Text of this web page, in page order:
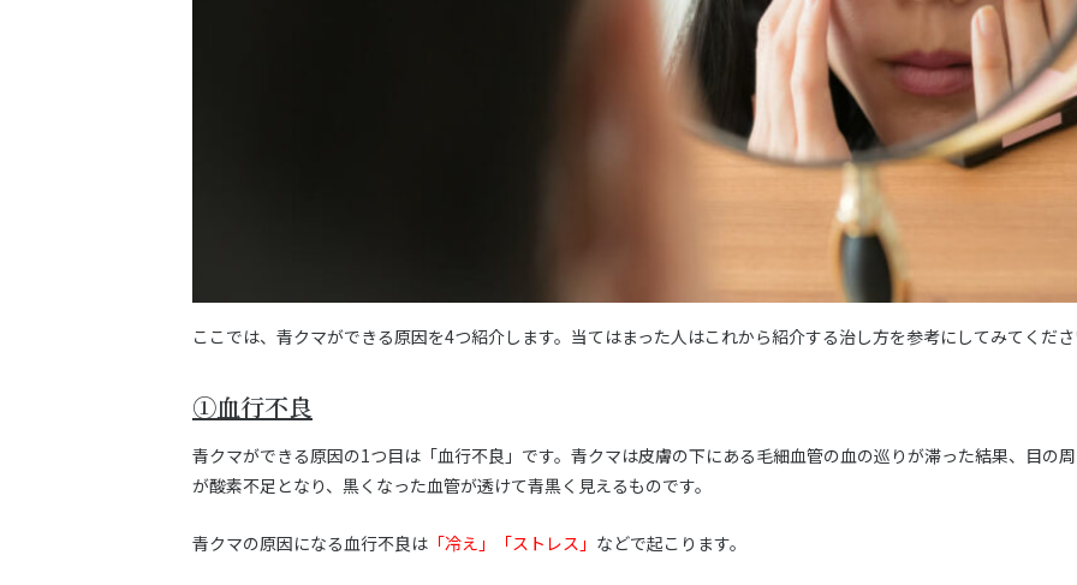
ここでは、青クマができる原因を4つ紹介します。当てはまった人はこれから紹介する治し方を参考にしてみてくだ
①血行不良
青クマができる原因の1つ目は「血行不良」です。青クマは皮膚の下にある毛細血管の血の巡りが滞った結果、目の
が酸素不足となり、黒くなった血管が透けて青黒く見えるものです。
青クマの原因になる血行不良は 「冷え」「ストレス」 などで起こります。